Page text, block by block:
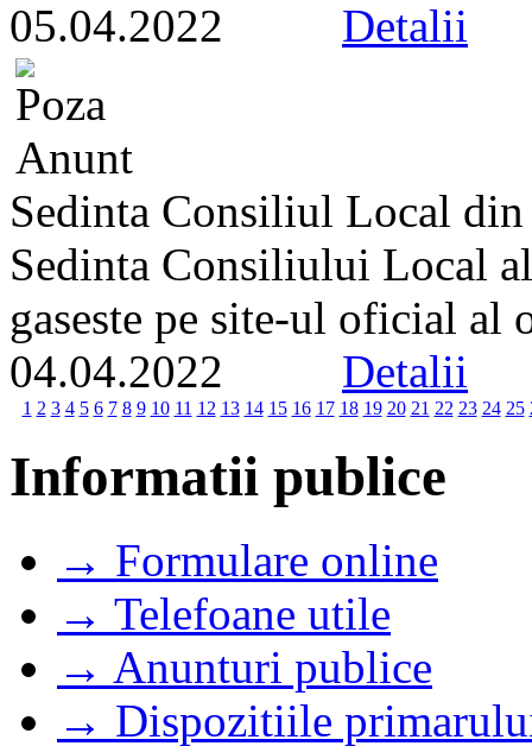
05.04.2022 Detalii
Sedinta Consiliul Local
Sedinta Consiliului Local
gaseste pe site-ul oficial al
04.04.2022 Detalii
1 2 3 4 5 6 7 8 9 10 11 12 13 14 15 16 17 18 19 20 21 22 23 24 25
Informatii publice
→ Formulare online
→ Telefoane utile
→ Anunturi publice
→ Dispozitiile